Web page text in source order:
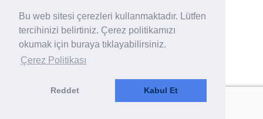
Bu web sitesi çerezleri kullanmaktadır. Lütfen
tercihinizi belirtiniz. Çerez politikamızı
okumak için buraya tıklayabilirsiniz.
Çerez Politikası
Reddet Kabul Et
Mersin Üniversitesi Teknopark
Quick Tower Ataşehir İstanbul
Enfield London U.K.
2026 ProdIoT | by